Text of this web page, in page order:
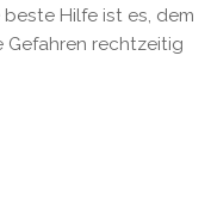
Hilfe ist es, dem
Gefahren rechtzeitig